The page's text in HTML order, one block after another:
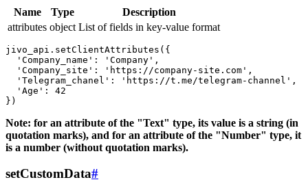
Name Type
Description
attributes object List of fields in key-value format
jivo_api.setClientAttributes({
  'Company_name': 'Company',
  'Company_site': 'https://company-site.com',
  'Telegram_chanel': 'https://t.me/telegram-channel',
  'Age': 42
Note: for an attribute of the "Text" type, its value is a string (in
quotation marks), and for an attribute of the "Number" type, it
is a number (without quotation marks).
setCustomData#